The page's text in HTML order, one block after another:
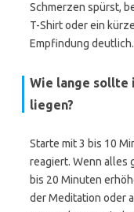
Schmerzen spürst,
T-Shirt oder ein
Empfindung deutlich.
Wie lange sollte
liegen?
Starte mit 3 bis 10
reagiert. Wenn alles
bis 20 Minuten
der Meditation oder